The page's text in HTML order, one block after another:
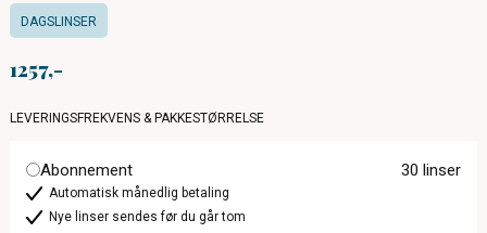
DAGSLINSER
1257
LEVERINGSFREKVENS & PAKKESTØRRELSE
Abonnement 30 linser
Automatisk månedlig betaling
Nye linser sendes før du går tom